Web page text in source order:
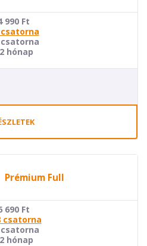
990 Ft
hónap
Prémium Full
690 Ft
csatorna
csatorna
hónap